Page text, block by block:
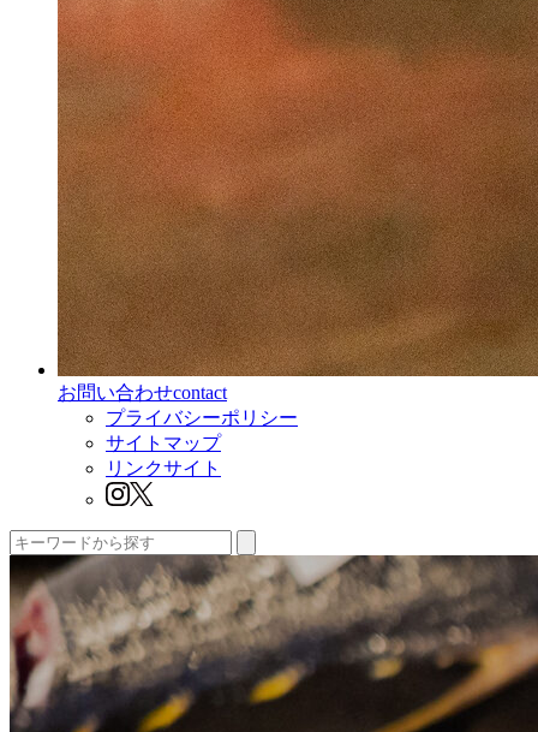
お問い合わせcontact
プライバシーポリシー
サイトマップ
リンクサイト